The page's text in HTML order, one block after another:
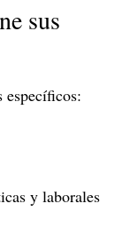
sus
y laborales